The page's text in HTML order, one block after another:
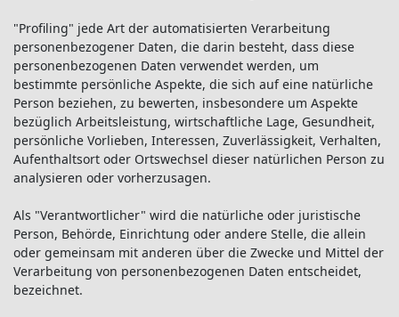
"Profiling" jede Art der automatisierten Verarbeitung
personenbezogener Daten, die darin besteht, dass diese
personenbezogenen Daten verwendet werden, um
bestimmte persönliche Aspekte, die sich auf eine natürliche
Person beziehen, zu bewerten, insbesondere um Aspekte
bezüglich Arbeitsleistung, wirtschaftliche Lage, Gesundheit,
persönliche Vorlieben, Interessen, Zuverlässigkeit, Verhalten,
Aufenthaltsort oder Ortswechsel dieser natürlichen Person zu
analysieren oder vorherzusagen.
Als "Verantwortlicher" wird die natürliche oder juristische
Person, Behörde, Einrichtung oder andere Stelle, die allein
oder gemeinsam mit anderen über die Zwecke und Mittel der
Verarbeitung von personenbezogenen Daten entscheidet,
bezeichnet.